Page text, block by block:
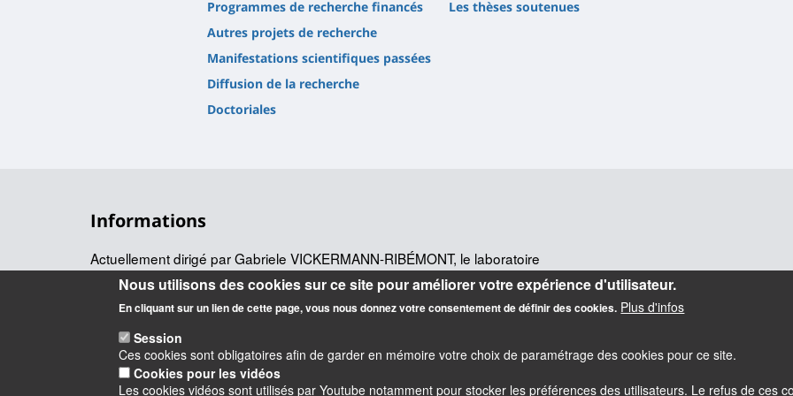
Programmes de recherche financés
Autres projets de recherche
Manifestations scientifiques passées
Diffusion de la recherche
Doctoriales
Les thèses soutenues
Informations
Actuellement dirigé par Gabriele VICKERMANN-RIBÉMONT, le laboratoire
POLEN (POuvoirs, LEttres, Normes) a une vocation fortement pluridisciplinaire,
puisqu'il regroupe littéraires, historiens, historiens du droit, civilisationnistes,
linguistes et anthropologues.
Nous utilisons des cookies sur ce site pour améliorer votre expérience d'utilisateur.
En cliquant sur un lien de cette page, vous nous donnez votre consentement de définir des cookies. Plus d'infos
Session
Ces cookies sont obligatoires afin de garder en mémoire votre choix de paramétrage des cookies pour ce site.
Cookies pour les vidéos
Les cookies vidéos sont utilisés par Youtube notamment pour stocker les préférences des utilisateurs. Le refus de ces